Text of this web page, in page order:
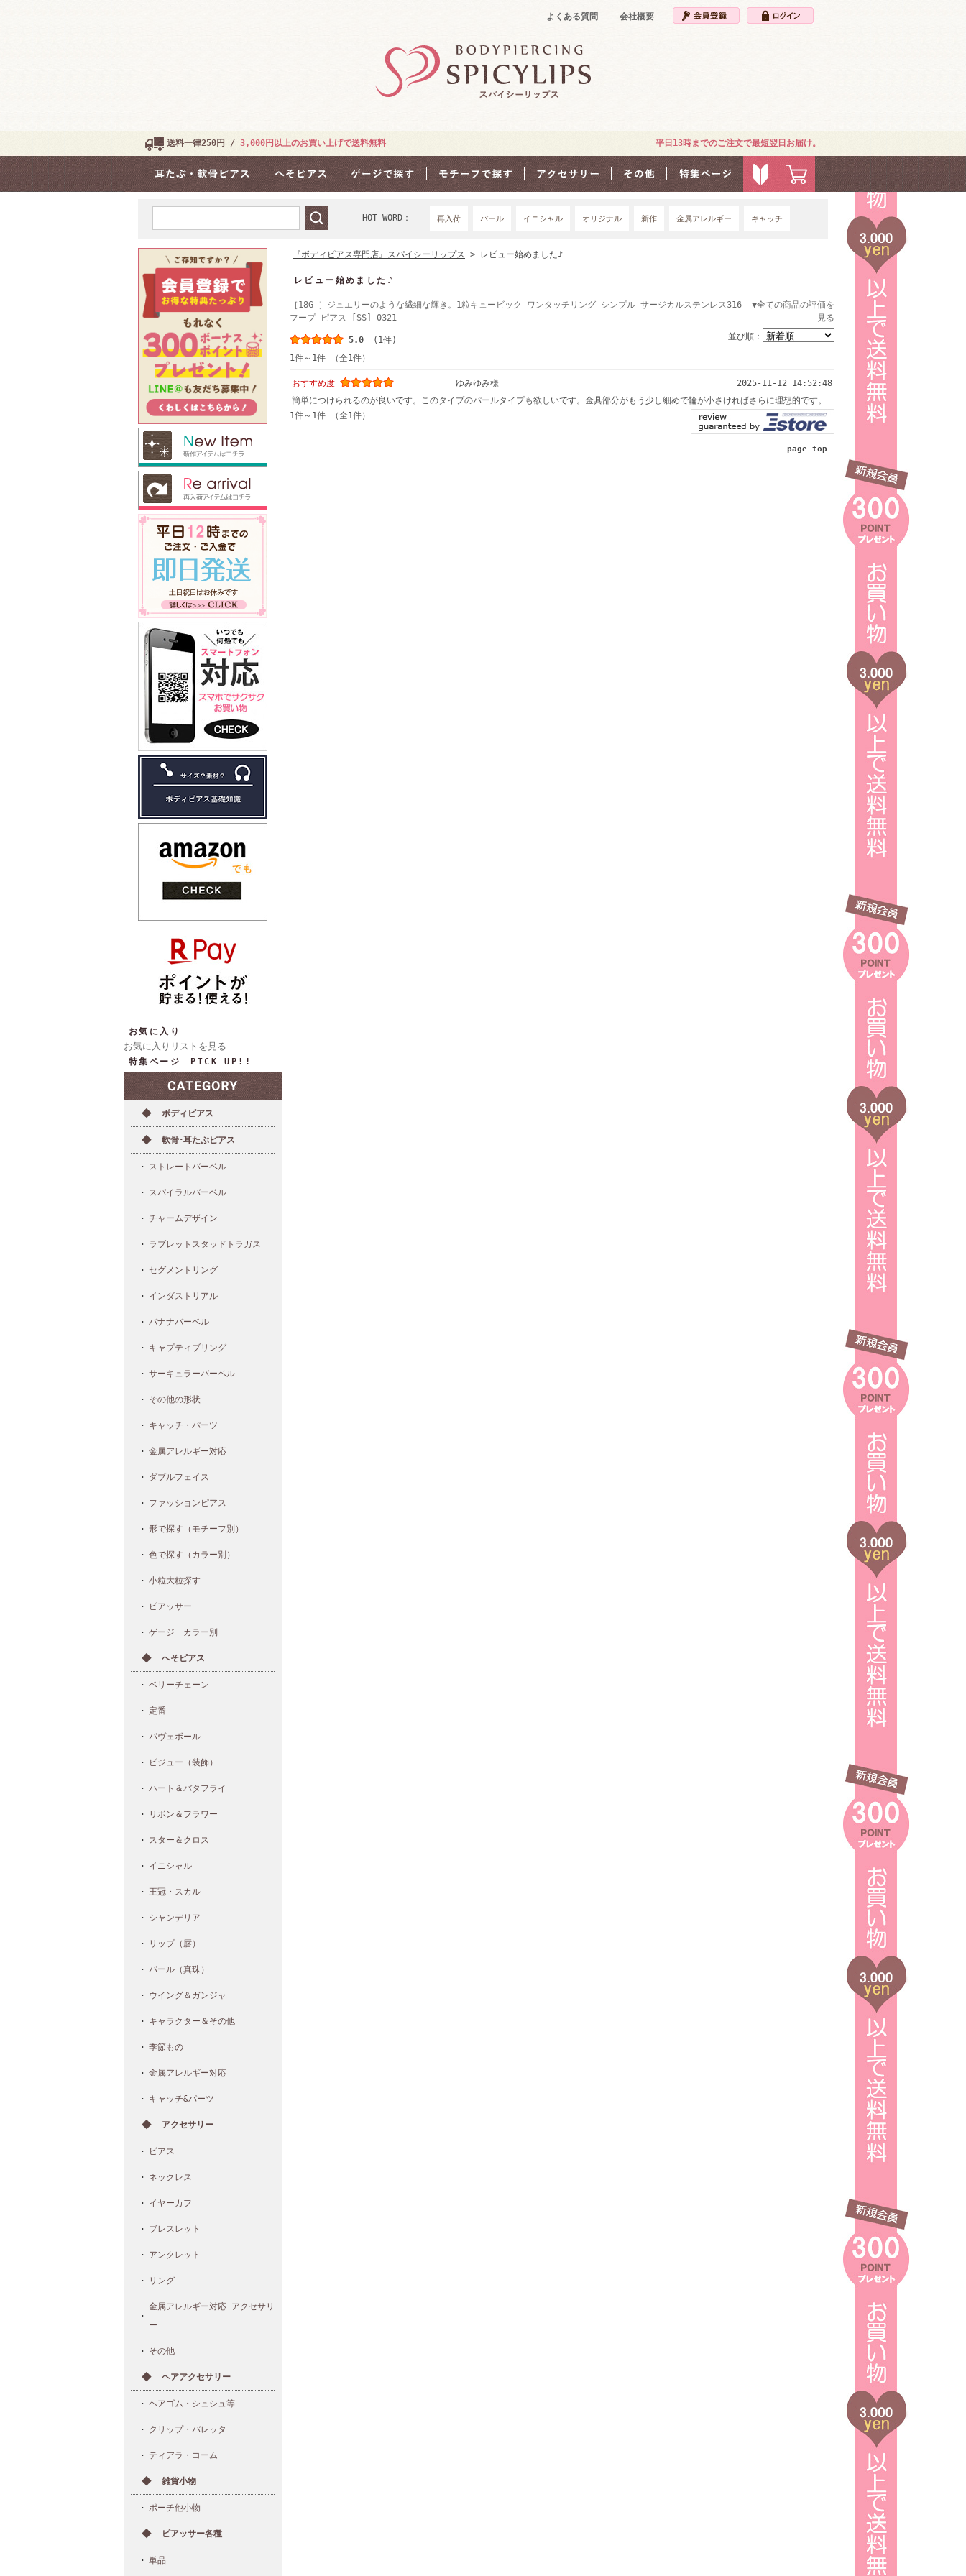
よくある質問 会社概要
送料一律250円 / 3,000円以上のお買い上げで送料無料 平日13時までのご注文で最短翌日お届け。
HOT WORD： 再入荷 パール イニシャル オリジナル 新作 金属アレルギー キャッチ
お気に入り
お気に入りリストを見る
特集ページ PICK UP!!
ボディピアス
軟骨･耳たぶピアス
ストレートバーベル
スパイラルバーベル
チャームデザイン
ラブレットスタッドトラガス
セグメントリング
インダストリアル
バナナバーベル
キャプティブリング
サーキュラーバーベル
その他の形状
キャッチ・パーツ
金属アレルギー対応
ダブルフェイス
ファッションピアス
形で探す（モチーフ別）
色で探す（カラー別）
小粒大粒探す
ピアッサー
ゲージ カラー別
へそピアス
ベリーチェーン
定番
パヴェボール
ビジュー（装飾）
ハート＆バタフライ
リボン＆フラワー
スター＆クロス
イニシャル
王冠・スカル
シャンデリア
リップ（唇）
パール（真珠）
ウイング＆ガンジャ
キャラクター＆その他
季節もの
金属アレルギー対応
キャッチ&パーツ
アクセサリー
ピアス
ネックレス
イヤーカフ
ブレスレット
アンクレット
リング
金属アレルギー対応 アクセサリ
ー
その他
ヘアアクセサリー
ヘアゴム・シュシュ等
クリップ・バレッタ
ティアラ・コーム
雑貨小物
ポーチ他小物
ピアッサー各種
単品
『ボディピアス専門店』スパイシーリップス > レビュー始めました♪
レビュー始めました♪
［18G ］ジュエリーのような繊細な輝き。1粒キュービック ワンタッチリング シンプル サージカルステンレス316
フープ ピアス [SS] 0321
▼全ての商品の評価を
見る
5.0 (1件) 並び順：
1件～1件 （全1件）
おすすめ度 ゆみゆみ様
2025-11-12 14:52:48
簡単につけられるのが良いです。このタイプのパールタイプも欲しいです。金具部分がもう少し細めで輪が小さければさらに理想的です。
1件～1件 （全1件）
page top